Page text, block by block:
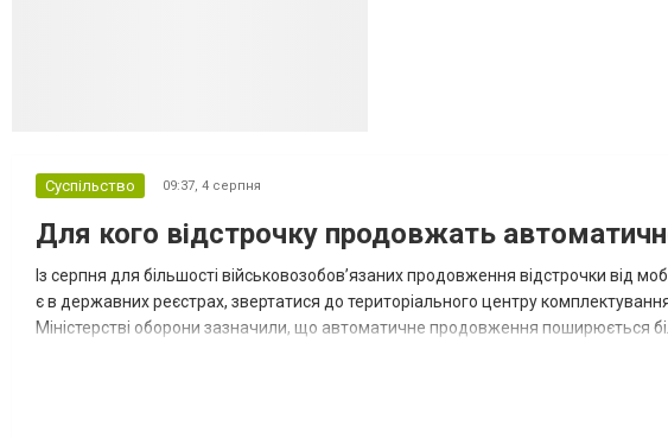
Суспільство 09:37, 4 серпня
Для кого відстрочку продовжать
Із серпня для більшості військовозобов’язаних продовження відстрочки від
є в державних реєстрах, звертатися до територіального центру
Міністерстві оборони зазначили, що автоматичне продовження поширюється